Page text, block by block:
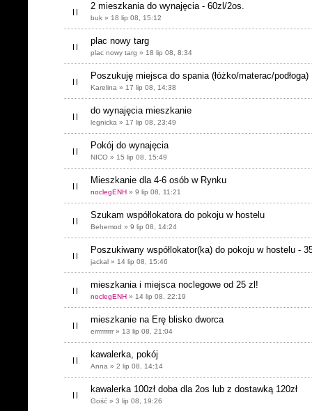
2 mieszkania do wynajęcia - 60zl/2os.
buk » 18 lip 08, 15:12
plac nowy targ
plac nowy targ » 18 lip 08, 8:34
Poszukuję miejsca do spania (łóżko/materac/podłoga)
Karelina » 17 lip 08, 14:38
do wynajęcia mieszkanie
legnicka » 17 lip 08, 23:49
Pokój do wynajęcia
NICO » 15 lip 08, 15:49
Mieszkanie dla 4-6 osób w Rynku
noclegENH » 9 lip 08, 11:21
Szukam współlokatora do pokoju w hostelu
Behemod » 9 lip 08, 14:24
Poszukiwany współlokator(ka) do pokoju w hostelu -
jackal » 14 lip 08, 15:46
mieszkania i miejsca noclegowe od 25 zl!
noclegENH » 14 lip 08, 22:19
mieszkanie na Erę blisko dworca
errrrrrrrr » 13 lip 08, 21:04
kawalerka, pokój
Anna » 2 lip 08, 14:14
kawalerka 100zł doba dla 2os lub z dostawką 120zł
Gość » 3 lip 08, 19:26